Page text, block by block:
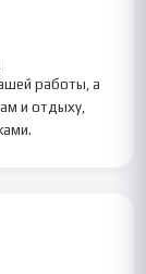
работы, а
и отдыху,